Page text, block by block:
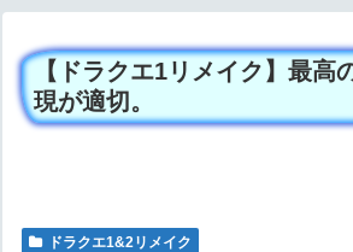
【ドラクエ1リメイク】最高
現が適切。
ドラクエ1&2リメイク